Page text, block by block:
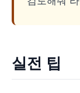
실전 팁